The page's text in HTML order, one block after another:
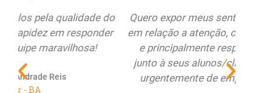
Quero expor meus sentimentos de pura alegria
em relação a atenção, compromisso, seriedade
e principalmente respeito do Educamundo
junto à seus alunos/clientes. O Brasil precisa
urgentemente de empresas como vocês...